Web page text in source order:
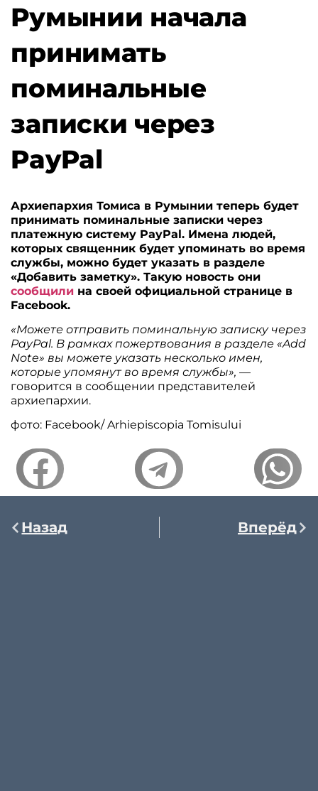
Румынии начала
принимать
поминальные
записки через
PayPal
Архиепархия Томиса в Румынии теперь будет
принимать поминальные записки через
платежную систему PayPal. Имена людей,
которых священник будет упоминать во время
службы, можно будет указать в разделе
«Добавить заметку». Такую новость они
сообщили на своей официальной странице в
Facebook.
«Можете отправить поминальную записку через
PayPal. В рамках пожертвования в разделе «Add
Note» вы можете указать несколько имен,
которые упомянут во время службы», —
говорится в сообщении представителей
архиепархии.
фото: Facebook/ Arhiepiscopia Tomisului
Назад Вперёд